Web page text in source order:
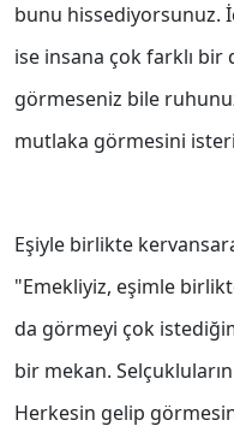
bunu hissediyorsunuz.
ise insana çok farklı bir
görmeseniz bile
mutlaka görmesini
Eşiyle birlikte
"Emekliyiz, eşimle
da görmeyi çok
bir mekan. Selçukluların
Herkesin gelip